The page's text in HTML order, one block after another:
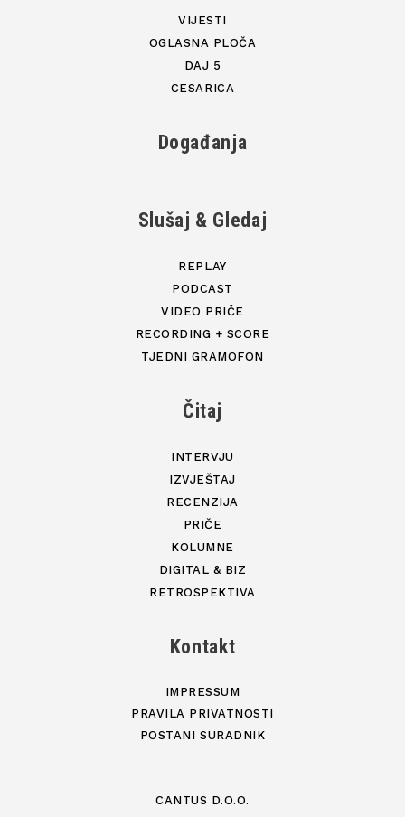
VIJESTI
OGLASNA PLOČA
DAJ 5
CESARICA
Događanja
Slušaj & Gledaj
REPLAY
PODCAST
VIDEO PRIČE
RECORDING + SCORE
TJEDNI GRAMOFON
Čitaj
INTERVJU
IZVJEŠTAJ
RECENZIJA
PRIČE
KOLUMNE
DIGITAL & BIZ
RETROSPEKTIVA
Kontakt
IMPRESSUM
PRAVILA PRIVATNOSTI
POSTANI SURADNIK
CANTUS D.O.O.